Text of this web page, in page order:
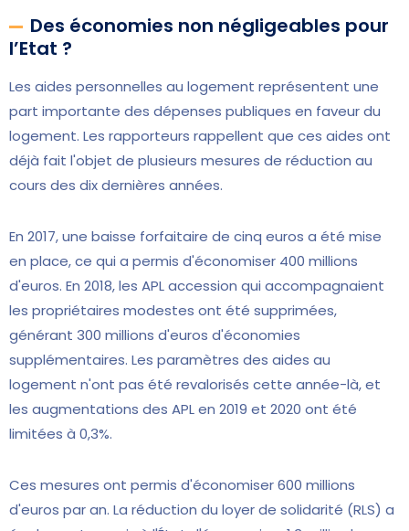
Des économies non négligeables pour
l’Etat ?
Les aides personnelles au logement représentent une
part importante des dépenses publiques en faveur du
logement. Les rapporteurs rappellent que ces aides ont
déjà fait l'objet de plusieurs mesures de réduction au
cours des dix dernières années.
En 2017, une baisse forfaitaire de cinq euros a été mise
en place, ce qui a permis d'économiser 400 millions
d'euros. En 2018, les APL accession qui accompagnaient
les propriétaires modestes ont été supprimées,
générant 300 millions d'euros d'économies
supplémentaires. Les paramètres des aides au
logement n'ont pas été revalorisés cette année-là, et
les augmentations des APL en 2019 et 2020 ont été
limitées à 0,3%.
Ces mesures ont permis d'économiser 600 millions
d'euros par an. La réduction du loyer de solidarité (RLS) a